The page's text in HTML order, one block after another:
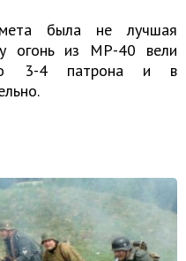
была не лучшая
огонь из MP-40 вели
по 3-4 патрона и в